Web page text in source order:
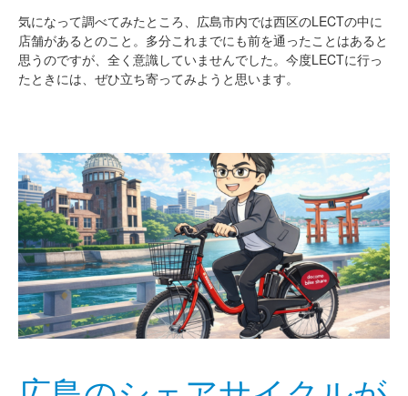
気になって調べてみたところ、広島市内では西区のLECTの中に
店舗があるとのこと。多分これまでにも前を通ったことはあると
思うのですが、全く意識していませんでした。今度LECTに行っ
たときには、ぜひ立ち寄ってみようと思います。